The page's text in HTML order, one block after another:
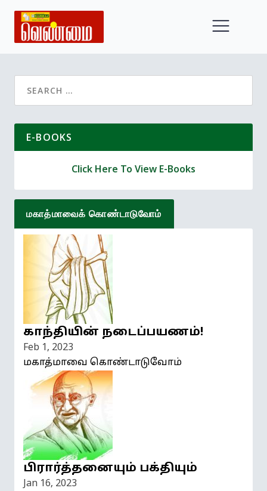
for:
E-BOOKS
Click Here To View E-Books
மகாத்மாவைக் கொண்டாடுவோம்
காந்தியின் நடைப்பயணம்!
Feb 1, 2023
மகாத்மாவை கொண்டாடுவோம்
பிரார்த்தனையும் பக்தியும்
Jan 16, 2023